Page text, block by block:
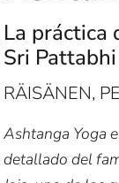
La práctica
Sri Pattabhi
RÄISÄNEN,
Ashtanga Yoga
detallado del